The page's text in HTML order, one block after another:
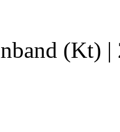
(Kt) |